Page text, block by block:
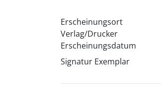
Erscheinungsort
Verlag/Drucker
Erscheinungsdatum
Signatur Exemplar